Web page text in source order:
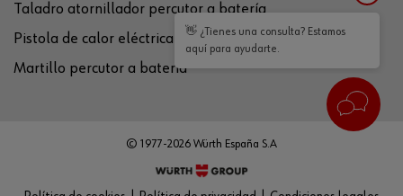
Taladro atornillador percutor a batería
Pistola de calor eléctrica
Martillo percutor a batería
© 1977-2026 Würth España S.A
👋 ¿Tienes una consulta? Estamos
aquí para ayudarte.